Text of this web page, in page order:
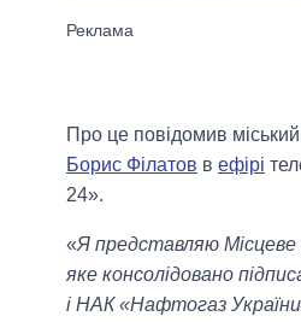
Про це повідомив
Борис Філатов в ефірі
24».
«Я представляю Місцеве
яке консолідовано
і НАК «Нафтогаз